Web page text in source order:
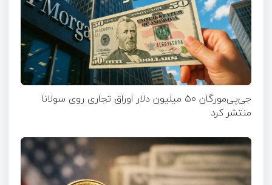
جی‌پی‌مورگان ۵۰ میلیون دلار اوراق تجاری روی سولانا
منتشر کرد